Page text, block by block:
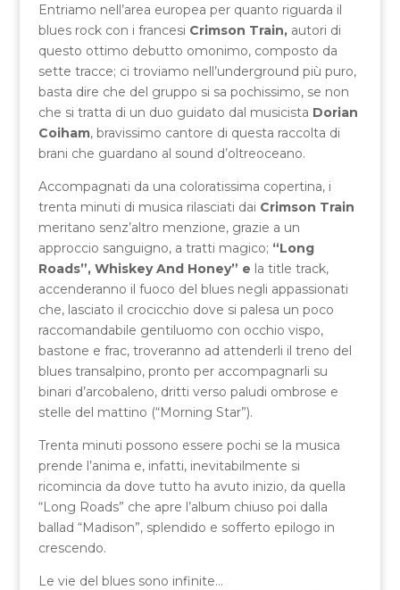
Entriamo nell’area europea per quanto riguarda il
blues rock con i francesi Crimson Train,autori di
questo ottimo debutto omonimo, composto da
sette tracce; ci troviamo nell’underground più puro,
basta dire che del gruppo si sa pochissimo, se non
che si tratta di un duo guidato dal musicista Dorian
Coiham, bravissimo cantore di questa raccolta di
brani che guardano al sound d’oltreoceano.
Accompagnati da una coloratissima copertina, i
trenta minuti di musica rilasciati dai Crimson Train
meritano senz’altro menzione, grazie a un
approccio sanguigno, a tratti magico; “Long
Roads”, Whiskey And Honey” e la title track,
accenderanno il fuoco del blues negli appassionati
che, lasciato il crocicchio dove si palesa un poco
raccomandabile gentiluomo con occhio vispo,
bastone e frac, troveranno ad attenderli il treno del
blues transalpino, pronto per accompagnarli su
binari d’arcobaleno, dritti verso paludi ombrose e
stelle del mattino (“Morning Star”).
Trenta minuti possono essere pochi se la musica
prende l’anima e, infatti, inevitabilmente si
ricomincia da dove tutto ha avuto inizio, da quella
“Long Roads” che apre l’album chiuso poi dalla
ballad “Madison”, splendido e sofferto epilogo in
crescendo.
Le vie del blues sono infinite…